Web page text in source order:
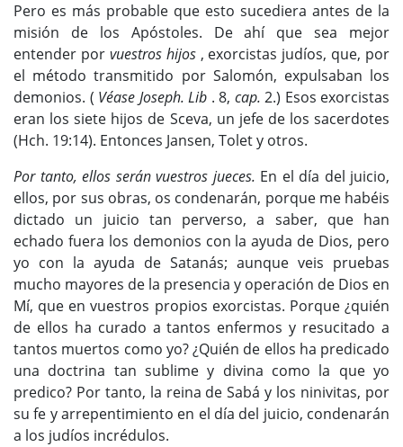
Pero es más probable que esto sucediera antes de la
misión de los Apóstoles. De ahí que sea mejor
entender por vuestros hijos, exorcistas judíos, que, por
el método transmitido por Salomón, expulsaban los
demonios. ( Véase Joseph. Lib . 8, cap. 2.) Esos exorcistas
eran los siete hijos de Sceva, un jefe de los sacerdotes
(Hch. 19:14). Entonces Jansen, Tolet y otros.
Por tanto, ellos serán vuestros jueces. En el día del juicio,
ellos, por sus obras, os condenarán, porque me habéis
dictado un juicio tan perverso, a saber, que han
echado fuera los demonios con la ayuda de Dios, pero
yo con la ayuda de Satanás; aunque veis pruebas
mucho mayores de la presencia y operación de Dios en
Mí, que en vuestros propios exorcistas. Porque ¿quién
de ellos ha curado a tantos enfermos y resucitado a
tantos muertos como yo? ¿Quién de ellos ha predicado
una doctrina tan sublime y divina como la que yo
predico? Por tanto, la reina de Sabá y los ninivitas, por
su fe y arrepentimiento en el día del juicio, condenarán
a los judíos incrédulos.